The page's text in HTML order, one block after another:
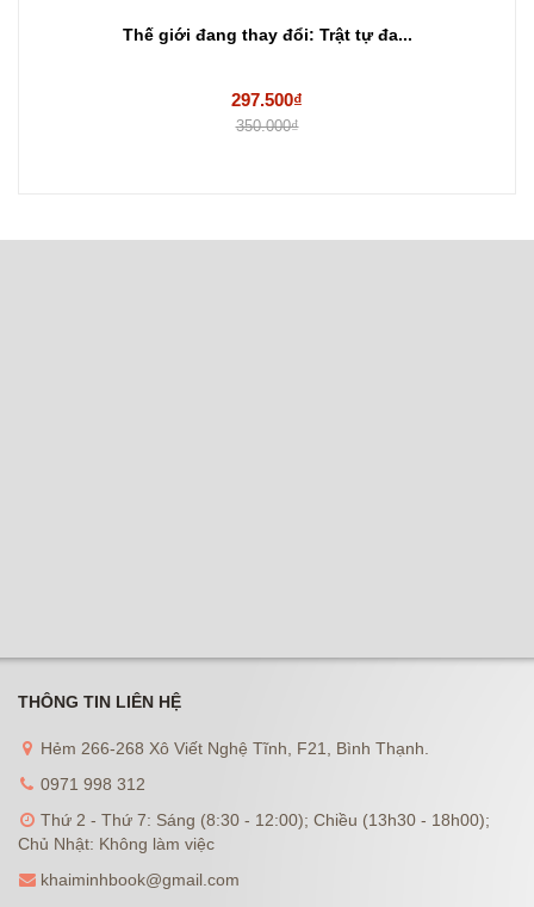
Thế giới đang thay đổi: Trật tự đa...
297.500₫
350.000₫
THÔNG TIN LIÊN HỆ
Hẻm 266-268 Xô Viết Nghệ Tĩnh, F21, Bình Thạnh.
0971 998 312
Thứ 2 - Thứ 7: Sáng (8:30 - 12:00); Chiều (13h30 - 18h00);
Chủ Nhật: Không làm việc
khaiminhbook@gmail.com